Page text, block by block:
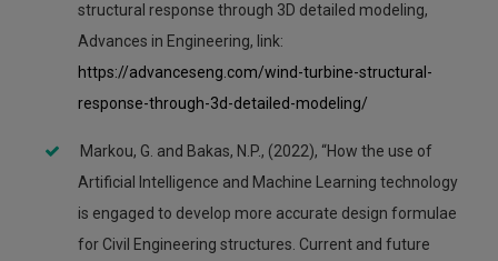
structural response through 3D detailed modeling,
Advances in Engineering, link:
https://advanceseng.com/wind-turbine-structural-
response-through-3d-detailed-modeling/
Markou, G. and Bakas, N.P., (2022), “How the use of
Artificial Intelligence and Machine Learning technology
is engaged to develop more accurate design formulae
for Civil Engineering structures. Current and future